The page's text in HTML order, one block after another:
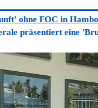
ohne FOC in
präsentiert eine